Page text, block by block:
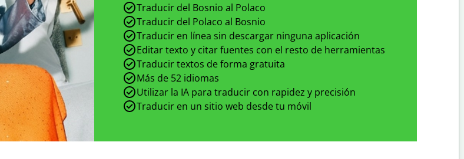
Traducir del Bosnio al Polaco
Traducir del Polaco al Bosnio
Traducir en línea sin descargar ninguna aplicación
Editar texto y citar fuentes con el resto de herramientas
Traducir textos de forma gratuita
Más de 52 idiomas
Utilizar la IA para traducir con rapidez y precisión
Traducir en un sitio web desde tu móvil